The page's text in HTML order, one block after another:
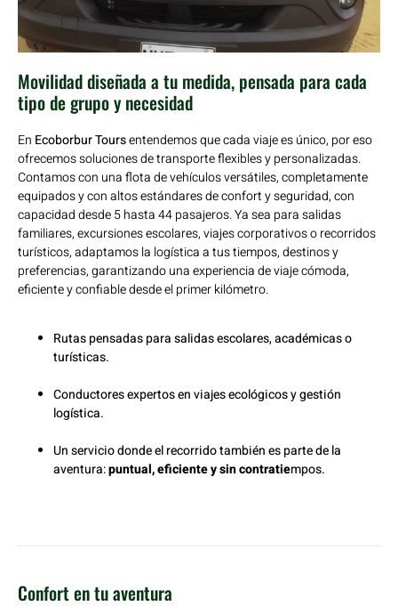
Movilidad diseñada a tu medida, pensada para cada
tipo de grupo y necesidad
En Ecoborbur Toursentendemos que cada viaje es único, por eso
ofrecemos soluciones de transporte flexibles y personalizadas.
Contamos con una flota de vehículos versátiles, completamente
equipados y con altos estándares de confort y seguridad, con
capacidad desde 5 hasta 44 pasajeros. Ya sea para salidas
familiares, excursiones escolares, viajes corporativos o recorridos
turísticos, adaptamos la logística a tus tiempos, destinos y
preferencias, garantizando una experiencia de viaje cómoda,
eficiente y confiable desde el primer kilómetro.
Rutas pensadas para salidas escolares, académicas o
turísticas.
Conductores expertos en viajes ecológicos y gestión
logística.
Un servicio donde el recorrido también es parte de la
aventura:puntual, eficiente y sin contratiempos.
Confort en tu aventura